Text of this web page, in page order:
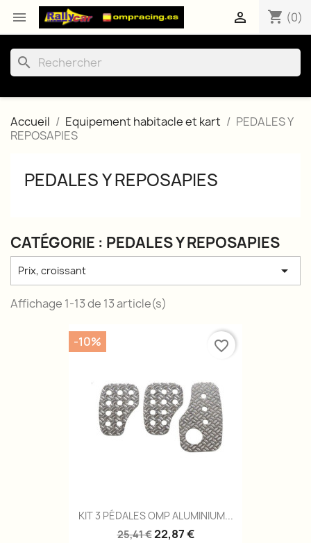
 shopping_cart (0)

search
Accueil Equipement habitacle et kart
PEDALES Y
REPOSAPIES
PEDALES Y REPOSAPIES
CATÉGORIE : PEDALES Y REPOSAPIES
Prix, croissant 
Affichage 1-13 de 13 article(s)
KIT 3 PÉDALES OMP ALUMINIUM...
25,41 €22,87 €
-10% favorite_border